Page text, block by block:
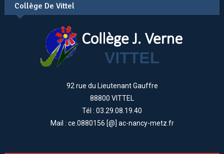
Collège De Vittel
92 rue du Lieutenant Gauffre
88800 VITTEL
Tél : 03.29.08.19.40
Mail : ce.0880156 [@] ac-nancy-metz.fr